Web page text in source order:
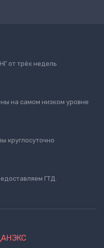
от трёх недель
на самом низком уровне
круглосуточно
ГТД.